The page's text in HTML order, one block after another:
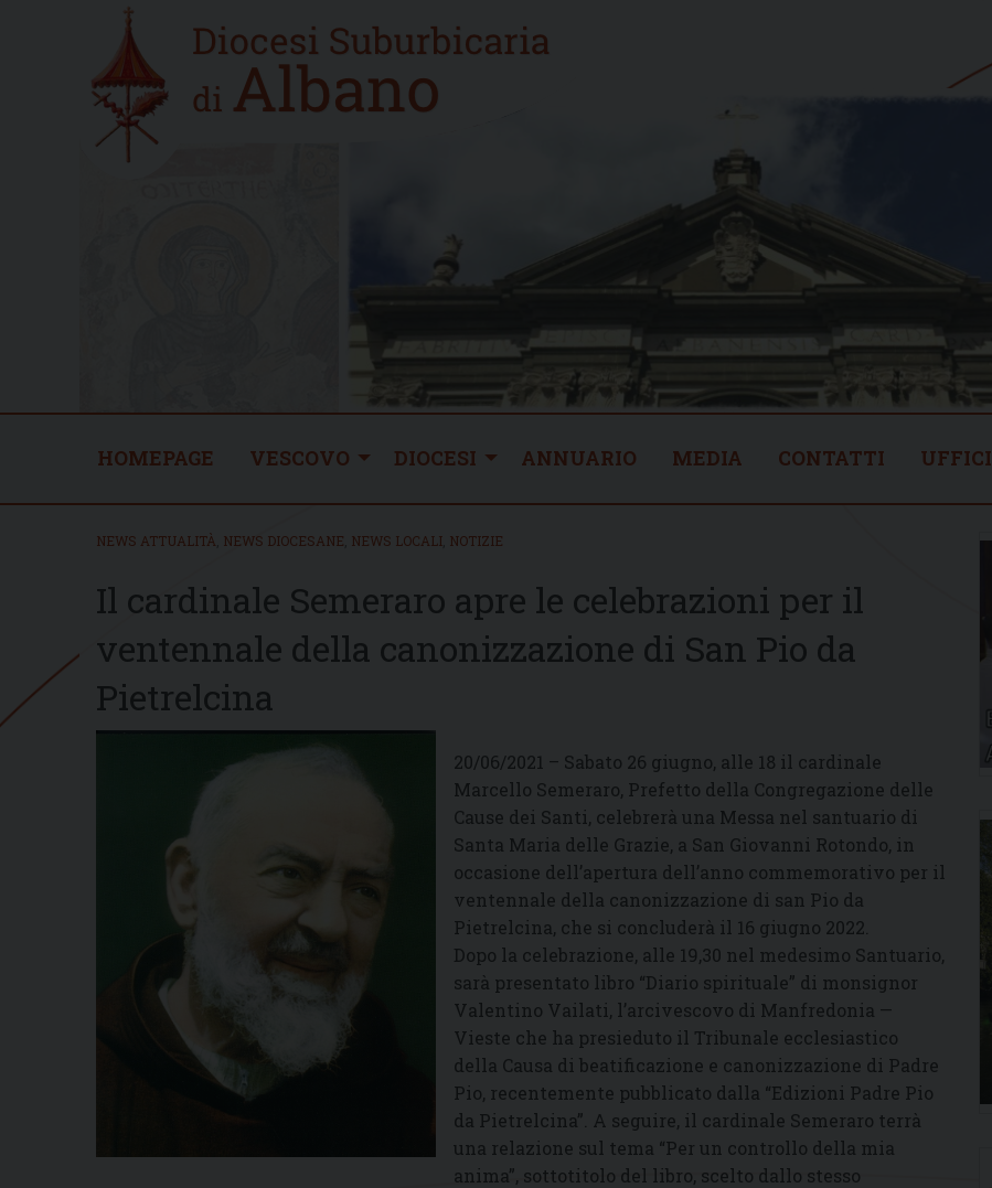
Home
new
HOMEPAGE VESCOVO DIOCESI ANNUARIO MEDIA CONTATTI UFFICI
NEWS ATTUALITÀ NEWS DIOCESANE NEWS LOCALI NOTIZIE
Il cardinale Semeraro apre le celebrazioni per il
ventennale della canonizzazione di San Pio da
Pietrelcina
20/06/2021 – Sabato 26 giugno, alle 18 il cardinale
Marcello Semeraro, Prefetto della Congregazione delle
Cause dei Santi, celebrerà una Messa nel santuario di
Santa Maria delle Grazie, a San Giovanni Rotondo, in
occasione dell’apertura dell’anno commemorativo per il
ventennale della canonizzazione di san Pio da
Pietrelcina, che si concluderà il 16 giugno 2022.
Dopo la celebrazione, alle 19,30 nel medesimo Santuario,
sarà presentato libro “Diario spirituale” di monsignor
Valentino Vailati, l’arcivescovo di Manfredonia —
Vieste che ha presieduto il Tribunale ecclesiastico
della Causa di beatificazione e canonizzazione di Padre
Pio, recentemente pubblicato dalla “Edizioni Padre Pio
da Pietrelcina”. A seguire, il cardinale Semeraro terrà
una relazione sul tema “Per un controllo della mia
anima”, sottotitolo del libro, scelto dallo stesso